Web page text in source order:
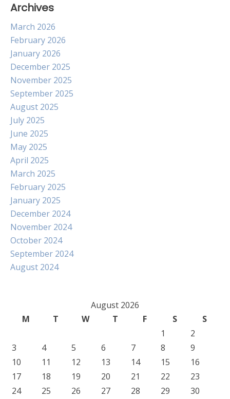
Archives
March 2026
February 2026
January 2026
December 2025
November 2025
September 2025
August 2025
July 2025
June 2025
May 2025
April 2025
March 2025
February 2025
January 2025
December 2024
November 2024
October 2024
September 2024
August 2024
August 2026
M
T W T F S
S
1
2
3
4 5 6 7 8
9
10
11 12 13 14 15
16
17
18 19 20 21 22
23
24
25 26 27 28 29
30